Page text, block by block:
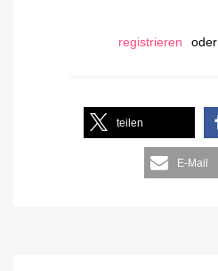
registrieren oder
teilen
E-Mail